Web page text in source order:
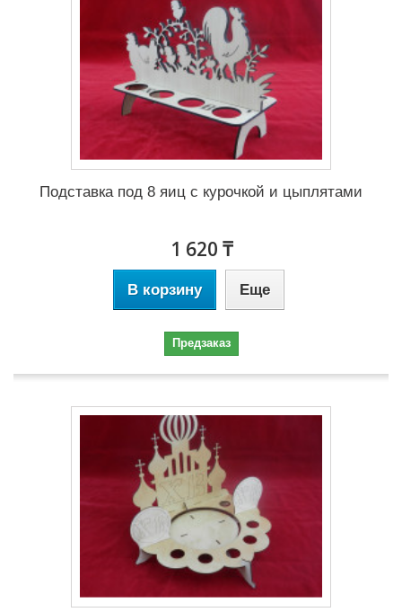
Подставка под 8 яиц с курочкой и цыплятами
1 620 ₸
В корзину Еще
Предзаказ